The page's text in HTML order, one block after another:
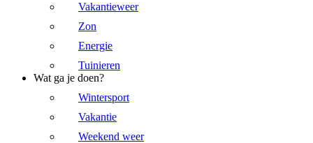
Vakantieweer
Zon
Energie
Tuinieren
Wat ga je doen?
Wintersport
Vakantie
Weekend weer